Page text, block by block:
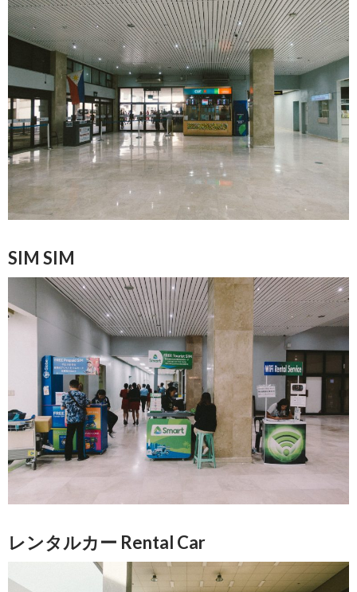
SIM SIM
レンタルカー Rental Car